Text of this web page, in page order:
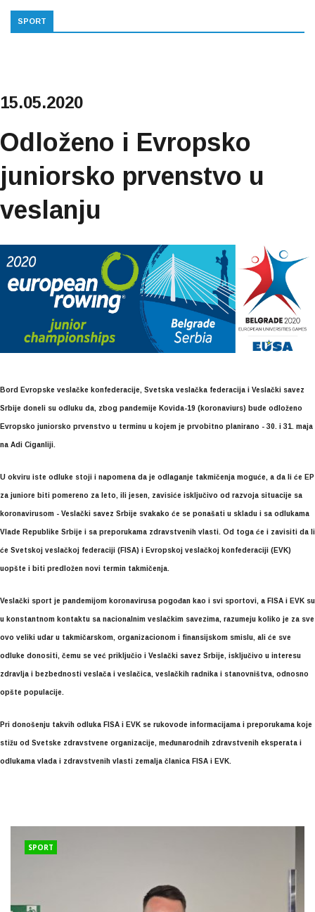
SPORT
15.05.2020
Odloženo i Evropsko
juniorsko prvenstvo u
veslanju
Bord Evropske veslačke konfederacije, Svetska veslačka federacija i Veslački savez
Srbije doneli su odluku da, zbog pandemije Kovida-19 (koronaviurs) bude odloženo
Evropsko juniorsko prvenstvo u terminu u kojem je prvobitno planirano - 30. i 31. maja
na Adi Ciganliji.
U okviru iste odluke stoji i napomena da je odlaganje takmičenja moguće, a da li će EP
za juniore biti pomereno za leto, ili jesen, zavisiće isključivo od razvoja situacije sa
koronavirusom - Veslački savez Srbije svakako će se ponašati u skladu i sa odlukama
Vlade Republike Srbije i sa preporukama zdravstvenih vlasti. Od toga će i zavisiti da li
će Svetskoj veslačkoj federaciji (FISA) i Evropskoj veslačkoj konfederaciji (EVK)
uopšte i biti predložen novi termin takmičenja.
Veslački sport je pandemijom koronavirusa pogođan kao i svi sportovi, a FISA i EVK su
u konstantnom kontaktu sa nacionalnim veslačkim savezima, razumeju koliko je za sve
ovo veliki udar u takmičarskom, organizacionom i finansijskom smislu, ali će sve
odluke donositi, čemu se već priključio i Veslački savez Srbije, isključivo u interesu
zdravlja i bezbednosti veslača i veslačica, veslačkih radnika i stanovništva, odnosno
opšte populacije.
Pri donošenju takvih odluka FISA i EVK se rukovode informacijama i preporukama koje
stižu od Svetske zdravstvene organizacije, međunarodnih zdravstvenih eksperata i
odlukama vlada i zdravstvenih vlasti zemalja članica FISA i EVK.
SPORT